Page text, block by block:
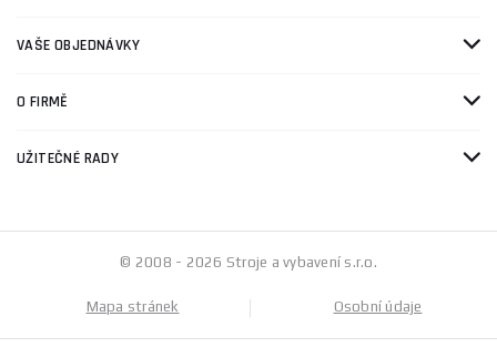
VAŠE OBJEDNÁVKY
O FIRMĚ
UŽITEČNÉ RADY
© 2008 - 2026 Stroje a vybavení s.r.o.
Mapa stránek Osobní údaje